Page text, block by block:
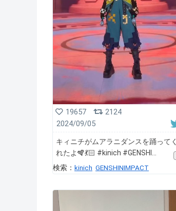
19657
2124
2024/09/05
キィニチがムアラニダンスを踊ってく
れたよ🪇💃🏻 #kinich #GENSHI
検索： kinich GENSHINIMPACT